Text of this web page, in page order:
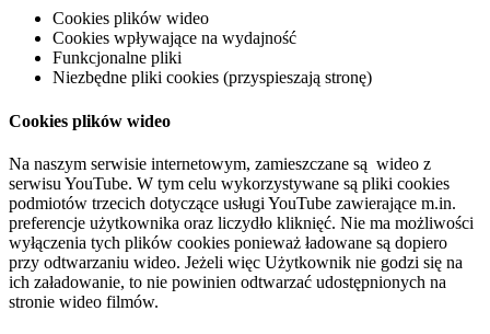
Cookies plików wideo
Cookies wpływające na wydajność
Funkcjonalne pliki
Niezbędne pliki cookies (przyspieszają stronę)
Cookies plików wideo
Na naszym serwisie internetowym, zamieszczane są wideo z
serwisu YouTube. W tym celu wykorzystywane są pliki cookies
podmiotów trzecich dotyczące usługi YouTube zawierające m.in.
preferencje użytkownika oraz liczydło kliknięć. Nie ma możliwości
wyłączenia tych plików cookies ponieważ ładowane są dopiero
przy odtwarzaniu wideo. Jeżeli więc Użytkownik nie godzi się na
ich załadowanie, to nie powinien odtwarzać udostępnionych na
stronie wideo filmów.